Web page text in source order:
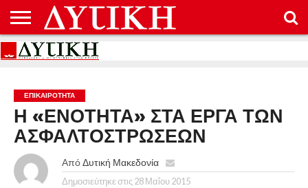
ΑΡΧΙΚΉ
ΕΠΙΚΟΙΝΩΝΊΑ
ΌΡΟΙ
ΠΡΟΣΤΑΣΊΑ
ΕΠΙΚΑΙΡΟΤΗΤΑ
Η «ΕΝΟΤΗΤΑ» ΣΤΑ ΕΡΓΑ ΤΩΝ
ΑΣΦΑΛΤΟΣΤΡΩΣΕΩΝ
Από Δυτική Μακεδονία
Δημοσιεύτηκε στις 28 Μαΐου 2015